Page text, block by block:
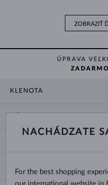
ZOBRAZIŤ
ÚPRAVA
KLENOTA
O NÁS
DODANIE A PLATBA ZA TOVAR
VÝBER SVADOBNÝCH OBRÚČOK
TYPY A DĹŽKY RETIAZOK
NACHÁDZATE
For the best shopping